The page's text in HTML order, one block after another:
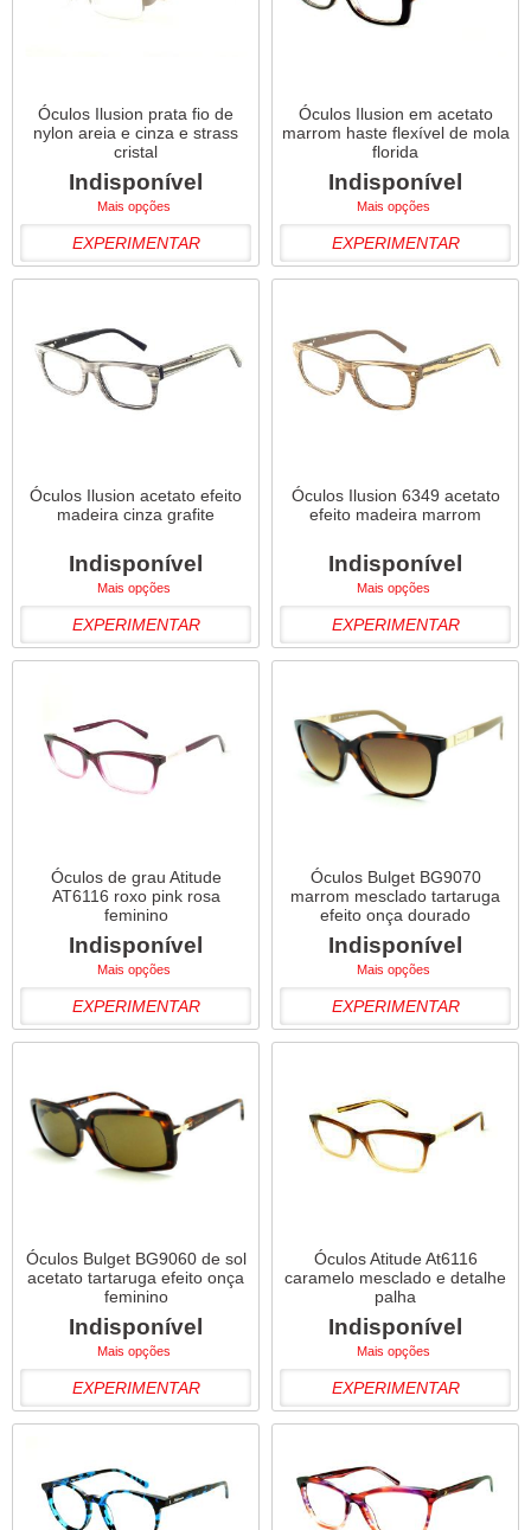
Óculos Ilusion prata fio de
nylon areia e cinza e strass
cristal
Indisponível
Mais opções
EXPERIMENTAR
Óculos Ilusion em acetato
marrom haste flexível de mola
florida
Indisponível
Mais opções
EXPERIMENTAR
Óculos Ilusion acetato efeito
madeira cinza grafite
Indisponível
Mais opções
EXPERIMENTAR
Óculos Ilusion 6349 acetato
efeito madeira marrom
Indisponível
Mais opções
EXPERIMENTAR
Óculos de grau Atitude
AT6116 roxo pink rosa
feminino
Indisponível
Mais opções
EXPERIMENTAR
Óculos Bulget BG9070
marrom mesclado tartaruga
efeito onça dourado
Indisponível
Mais opções
EXPERIMENTAR
Óculos Bulget BG9060 de sol
acetato tartaruga efeito onça
feminino
Indisponível
Mais opções
EXPERIMENTAR
Óculos Atitude At6116
caramelo mesclado e detalhe
palha
Indisponível
Mais opções
EXPERIMENTAR